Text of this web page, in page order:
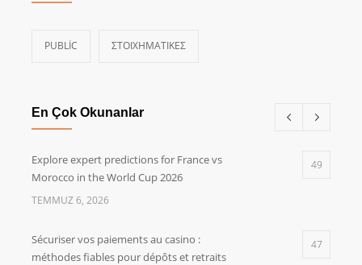
PUBLIC ΣΤΟΙΧΗΜΑΤΙΚΕΣ
En Çok Okunanlar
Explore expert predictions for France vs
Morocco in the World Cup 2026
49
TEMMUZ 6, 2026
Sécuriser vos paiements au casino :
méthodes fiables pour dépôts et retraits
47